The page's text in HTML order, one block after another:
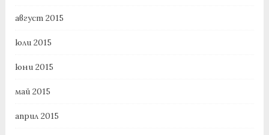
август 2015
юли 2015
юни 2015
май 2015
април 2015